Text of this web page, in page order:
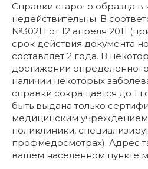
Справки старого образца
недействительны. В
№302Н от 12 апреля 2011
срок действия документа
составляет 2 года. В
достижении
наличии некоторых
справки сокращается до 1
быть выдана только
медицинским учреждением
поликлиники,
профмедосмотрах). Адрес
вашем населенном пункте